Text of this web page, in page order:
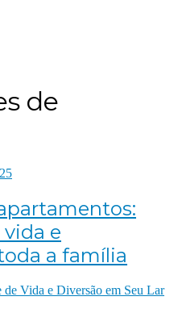
de
e
a família